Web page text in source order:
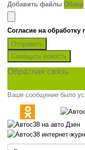
Добавить файлы Обзор
Согласие на
Отправить
Сообщить новость
Обратная связь
Ваше сообщение было